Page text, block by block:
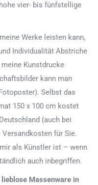
vier- bis fünfstellige
Werke leisten kann,
Individualität Abstriche
Kunstdrucke
kann man
Selbst das
150 x 100 cm kostet
(auch bei
für Sie.
als Künstler ist – wenn
auch inbegriffen.
Massenware in